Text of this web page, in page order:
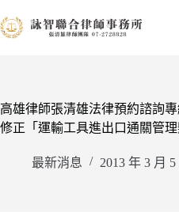
至
容
高雄律師張清雄法律預約諮詢專
修正「運輸工具進出口通關管理
最新消息 2013 年 3 月 5